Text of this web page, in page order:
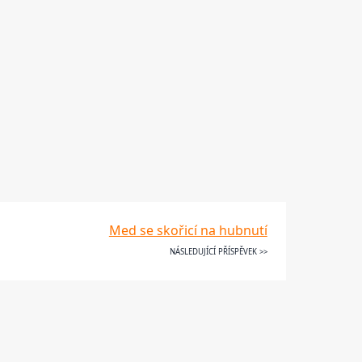
Med se skořicí na hubnutí
NÁSLEDUJÍCÍ PŘÍSPĚVEK >>